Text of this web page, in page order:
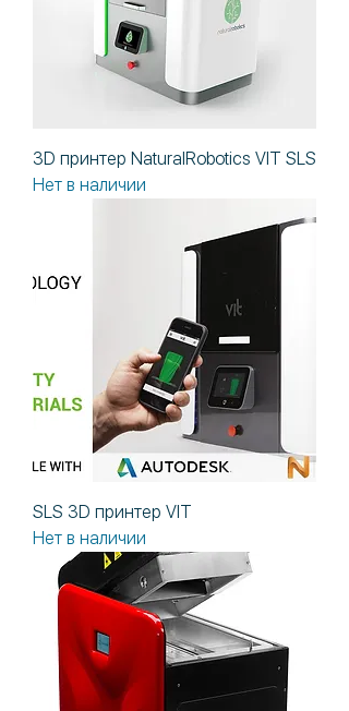
3D принтер NaturalRobotics VIT SLS
Нет в наличии
SLS 3D принтер VIT
Нет в наличии